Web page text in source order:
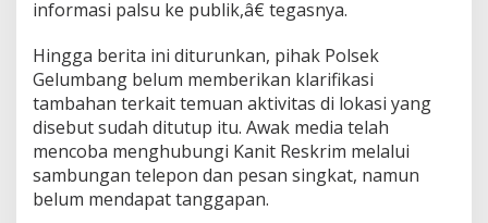
S
a
l
P
e
n
u
t
u
p
informasi palsu ke publik,â€ tegasnya.
Hingga berita ini diturunkan, pihak Polsek
Gelumbang belum memberikan klarifikasi
tambahan terkait temuan aktivitas di lokasi yang
disebut sudah ditutup itu. Awak media telah
mencoba menghubungi Kanit Reskrim melalui
sambungan telepon dan pesan singkat, namun
belum mendapat tanggapan.